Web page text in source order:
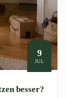
9
JUL
besser?